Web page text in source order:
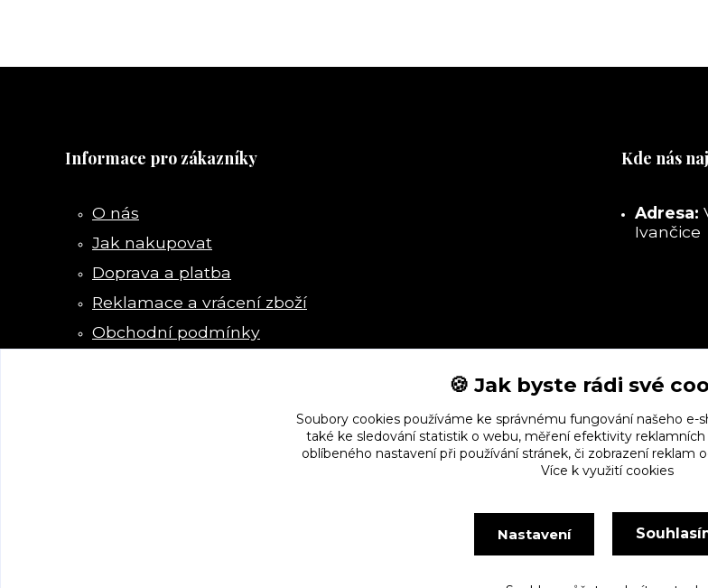
Informace pro zákazníky
O nás
Jak nakupovat
Doprava a platba
Reklamace a vrácení zboží
Obchodní podmínky
Kde nás
Adresa:
Ivančice
🍪 Jak byste rádi své
Soubory cookies používáme ke správnému fungování našeho e-
také ke sledování statistik o webu, měření efektivity
oblíbeného nastavení při používání stránek, či zobrazení reklam
Více k využití cookies
Nastavení